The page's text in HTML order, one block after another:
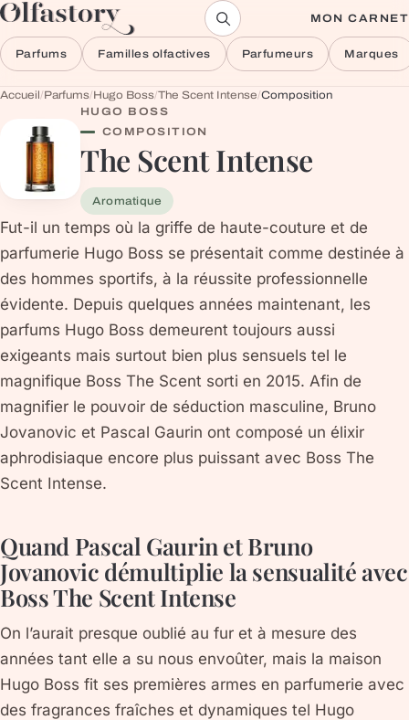
Aller au contenu MON CARNET
Parfums Familles olfactives Parfumeurs Marques
Accueil/Parfums/Hugo Boss/The Scent Intense/Composition
HUGO BOSS
COMPOSITION
The Scent Intense
Aromatique
Fut-il un temps où la griffe de haute-couture et de
parfumerie Hugo Boss se présentait comme destinée à
des hommes sportifs, à la réussite professionnelle
évidente. Depuis quelques années maintenant, les
parfums Hugo Boss demeurent toujours aussi
exigeants mais surtout bien plus sensuels tel le
magnifique Boss The Scent sorti en 2015. Afin de
magnifier le pouvoir de séduction masculine, Bruno
Jovanovic et Pascal Gaurin ont composé un élixir
aphrodisiaque encore plus puissant avec Boss The
Scent Intense.
Quand Pascal Gaurin et Bruno
Jovanovic démultiplie la sensualité avec
Boss The Scent Intense
On l’aurait presque oublié au fur et à mesure des
années tant elle a su nous envoûter, mais la maison
Hugo Boss fit ses premières armes en parfumerie avec
des fragrances fraîches et dynamiques tel Hugo